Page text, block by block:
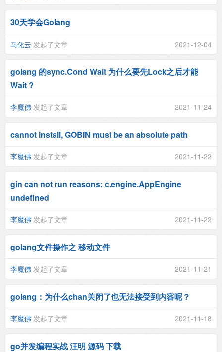
30天学会Golang
马化云 发起了文章 2021-12-04
golang 的sync.Cond Wait 为什么要先Lock之后才能
Wait ?
李魔佛 发起了文章 2021-11-24
cannot install, GOBIN must be an absolute path
李魔佛 发起了文章 2021-11-22
gin can not run reasons: c.engine.AppEngine
undefined
李魔佛 发起了文章 2021-11-22
golang文件操作之 移动文件
李魔佛 发起了文章 2021-11-21
golang：为什么chan关闭了也无法接受到内容呢？
李魔佛 发起了文章 2021-11-18
go并发编程实战 汪明 源码 下载